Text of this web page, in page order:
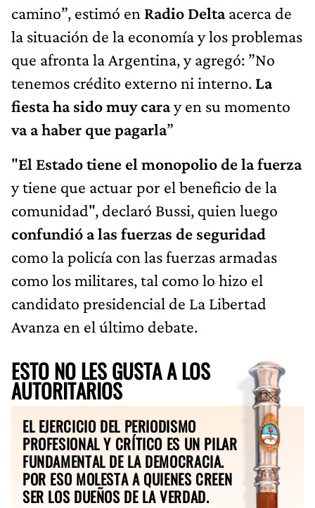
camino”, estimó en Radio Deltaacerca de
la situación de la economía y los problemas
que afronta la Argentina, y agregó: ”No
tenemos crédito externo ni interno. La
fiesta ha sido muy caray en su momento
va a haber que pagarla”
"El Estado tiene el monopolio de la fuerza
y tiene que actuar por el beneficio de la
comunidad", declaró Bussi, quien luego
confundió a las fuerzas de seguridad
como la policía con las fuerzas armadas
como los militares, tal como lo hizo el
candidato presidencial de La Libertad
Avanza en el último debate.
ESTO NO LES GUSTA A LOS
AUTORITARIOS
EL EJERCICIO DEL PERIODISMO
PROFESIONAL Y CRÍTICO ES UN PILAR
FUNDAMENTAL DE LA DEMOCRACIA.
POR ESO MOLESTA A QUIENES CREEN
SER LOS DUEÑOS DE LA VERDAD.